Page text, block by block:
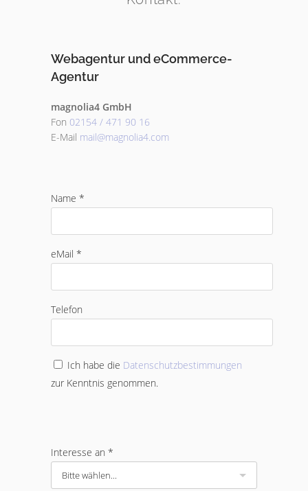
Webagentur und eCommerce-
Agentur
magnolia4 GmbH
Fon 02154 / 471 90 16
E-Mail mail@magnolia4.com
Name *
eMail *
Telefon
Ich habe die Datenschutzbestimmungen
zur Kenntnis genommen.
Interesse an *
Bitte wählen...